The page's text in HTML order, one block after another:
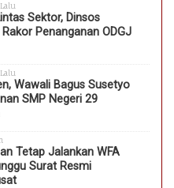
Sektor, Dinsos
Penanganan ODGJ
Wawali Bagus Susetyo
SMP Negeri 29
Tetap Jalankan WFA
Surat Resmi